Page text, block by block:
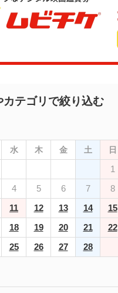
カテゴリで絞り込む
水 木 金 土 日
1
4 5 6 7
8
11 12 13 14
15
18 19 20 21
22
25 26 27 28